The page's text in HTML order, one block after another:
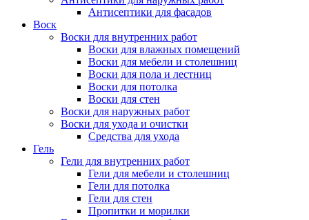
Антисептики для фасадов
Воск
Воски для внутренних работ
Воски для влажных помещений
Воски для мебели и столешниц
Воски для пола и лестниц
Воски для потолка
Воски для стен
Воски для наружных работ
Воски для ухода и очистки
Средства для ухода
Гель
Гели для внутренних работ
Гели для мебели и столешниц
Гели для потолка
Гели для стен
Пропитки и морилки